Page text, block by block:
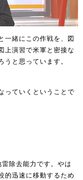
一緒にこの作戦を、図
上演習で米軍と密接な
と思っています。
っていくということで
除去能力です。やは
的迅速に移動するため